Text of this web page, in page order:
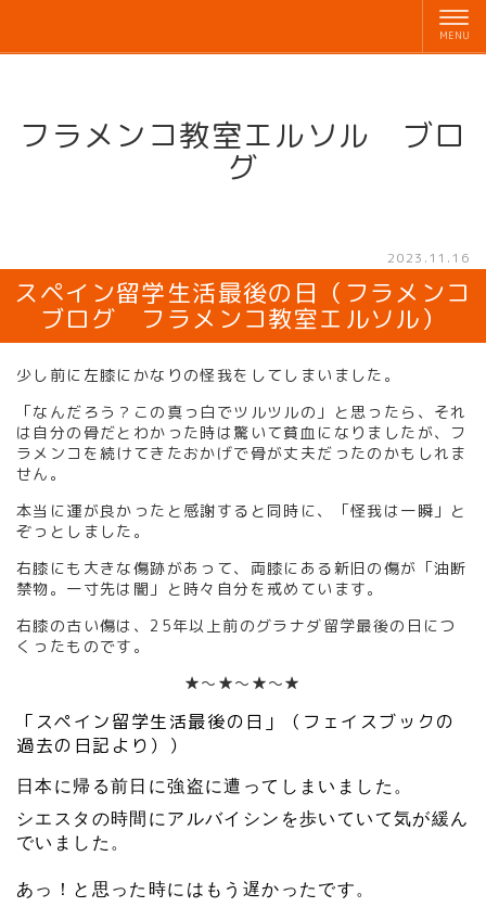
フラメンコ教室エルソル ブロ
グ
2023.11.16
スペイン留学生活最後の日（フラメンコ
ブログ フラメンコ教室エルソル）
少し前に左膝にかなりの怪我をしてしまいました。
「なんだろう？この真っ白でツルツルの」と思ったら、それ
は自分の骨だとわかった時は驚いて貧血になりましたが、フ
ラメンコを続けてきたおかげで骨が丈夫だったのかもしれま
せん。
本当に運が良かったと感謝すると同時に、「怪我は一瞬」と
ぞっとしました。
右膝にも大きな傷跡があって、両膝にある新旧の傷が「油断
禁物。一寸先は闇」と時々自分を戒めています。
右膝の古い傷は、25年以上前のグラナダ留学最後の日につ
くったものです。
★～★～★～★
「スペイン留学生活最後の日」（フェイスブックの
過去の日記より））
日本に帰る前日に強盗に遭ってしまいました。
シエスタの時間にアルバイシンを歩いていて気が緩ん
でいました。
あっ！と思った時にはもう遅かったです。